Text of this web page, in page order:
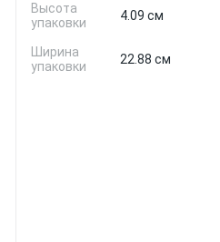
Высота
упаковки
4.09 см
Ширина
упаковки
22.88 см